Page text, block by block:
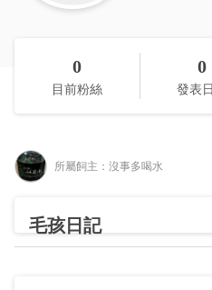
0
目前粉絲
0
發表
所屬飼主：沒事多喝水
毛孩日記